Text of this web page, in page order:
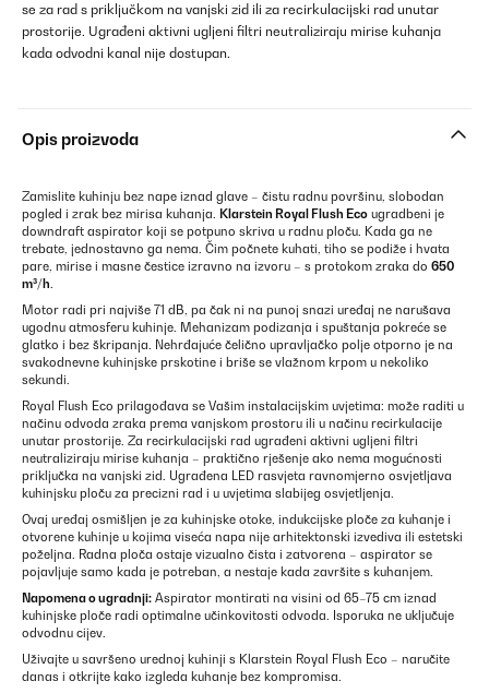
se za rad s priključkom na vanjski zid ili za recirkulacijski rad unutar
prostorije. Ugrađeni aktivni ugljeni filtri neutraliziraju mirise kuhanja
kada odvodni kanal nije dostupan.
Opis proizvoda
Zamislite kuhinju bez nape iznad glave – čistu radnu površinu, slobodan
pogled i zrak bez mirisa kuhanja. Klarstein Royal Flush Eco ugradbeni je
downdraft aspirator koji se potpuno skriva u radnu ploču. Kada ga ne
trebate, jednostavno ga nema. Čim počnete kuhati, tiho se podiže i hvata
pare, mirise i masne čestice izravno na izvoru – s protokom zraka do 650
m³/h.
Motor radi pri najviše 71 dB, pa čak ni na punoj snazi uređaj ne narušava
ugodnu atmosferu kuhinje. Mehanizam podizanja i spuštanja pokreće se
glatko i bez škripanja. Nehrđajuće čelično upravljačko polje otporno je na
svakodnevne kuhinjske prskotine i briše se vlažnom krpom u nekoliko
sekundi.
Royal Flush Eco prilagođava se Vašim instalacijskim uvjetima: može raditi u
načinu odvoda zraka prema vanjskom prostoru ili u načinu recirkulacije
unutar prostorije. Za recirkulacijski rad ugrađeni aktivni ugljeni filtri
neutraliziraju mirise kuhanja – praktično rješenje ako nema mogućnosti
priključka na vanjski zid. Ugrađena LED rasvjeta ravnomjerno osvjetljava
kuhinjsku ploču za precizni rad i u uvjetima slabijeg osvjetljenja.
Ovaj uređaj osmišljen je za kuhinjske otoke, indukcijske ploče za kuhanje i
otvorene kuhinje u kojima viseća napa nije arhitektonski izvediva ili estetski
poželjna. Radna ploča ostaje vizualno čista i zatvorena – aspirator se
pojavljuje samo kada je potreban, a nestaje kada završite s kuhanjem.
Napomena o ugradnji: Aspirator montirati na visini od 65–75 cm iznad
kuhinjske ploče radi optimalne učinkovitosti odvoda. Isporuka ne uključuje
odvodnu cijev.
Uživajte u savršeno urednoj kuhinji s Klarstein Royal Flush Eco – naručite
danas i otkrijte kako izgleda kuhanje bez kompromisa.